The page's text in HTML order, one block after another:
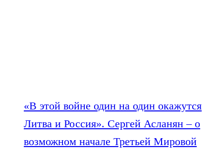
«В этой войне один на один окажутся
Литва и Россия». Сергей Асланян – о
возможном начале Третьей Мировой